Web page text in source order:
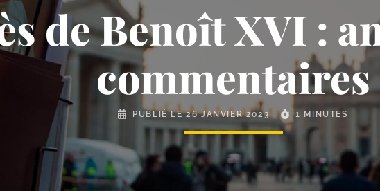
de Benoît XVI :
commentaires
PUBLIÉ LE26 JANVIER 2023 1 MINUTES